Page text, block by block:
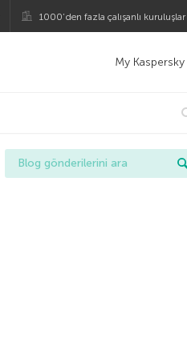
1000’den fazla çalışanlı kuruluşlar
My Kaspersky